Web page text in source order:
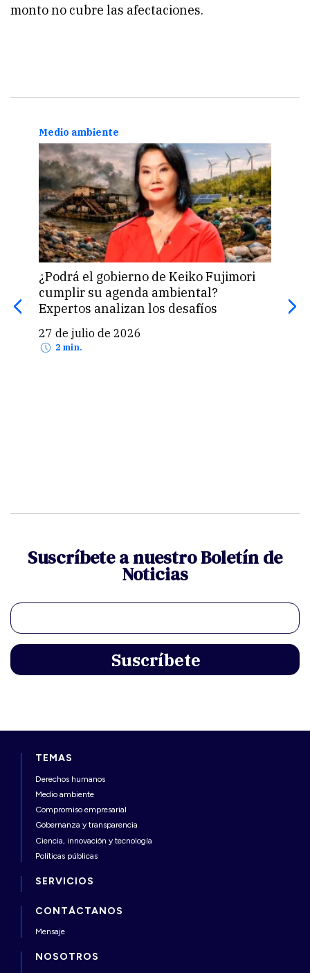
monto no cubre las afectaciones.
Medio ambiente
¿Podrá el gobierno de Keiko Fujimori
cumplir su agenda ambiental?
Expertos analizan los desafíos
27 de julio de 2026
2 min.
Suscríbete a nuestro Boletín de
Noticias
TEMAS
Derechos humanos
Medio ambiente
Compromiso empresarial
Gobernanza y transparencia
Ciencia, innovación y tecnología
Políticas públicas
SERVICIOS
CONTÁCTANOS
Mensaje
NOSOTROS